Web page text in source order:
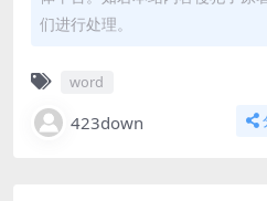
们进行处理。
word
423down